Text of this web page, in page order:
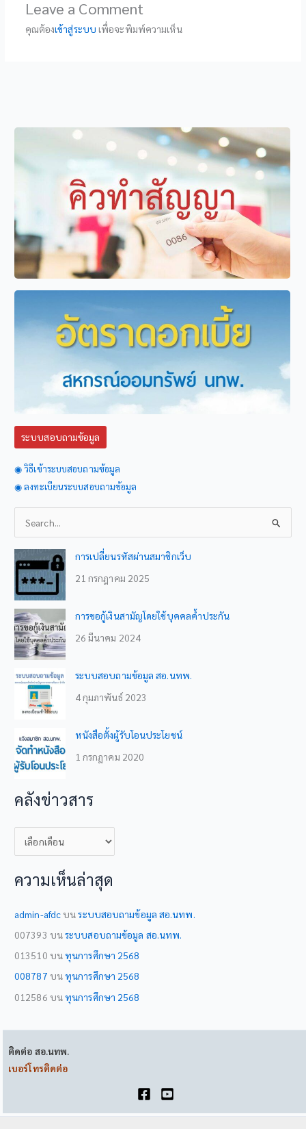
Leave a Comment
คุณต้องเข้าสู่ระบบ เพื่อจะพิมพ์ความเห็น
ระบบสอบถามข้อมูล
◉ วิธีเข้าระบบสอบถามข้อมูล
◉ ลงทะเบียนระบบสอบถามข้อมูล
e
a
c
h
f
o
r
:
การเปลี่ยนรหัสผ่านสมาชิกเว็บ
21 กรกฎาคม 2025
การขอกู้เงินสามัญโดยใช้บุคคลค้ำประกัน
26 มีนาคม 2024
ระบบสอบถามข้อมูล สอ.นทพ.
4 กุมภาพันธ์ 2023
หนังสือตั้งผู้รับโอนประโยชน์
1 กรกฎาคม 2020
คลังข่าวสาร
ลั
ร
ความเห็นล่าสุด
admin-afdc บนระบบสอบถามข้อมูล สอ.นทพ.
007393 บนระบบสอบถามข้อมูล สอ.นทพ.
013510 บนทุนการศึกษา 2568
008787 บนทุนการศึกษา 2568
012586 บนทุนการศึกษา 2568
ติดต่อ สอ.นทพ.
เบอร์โทรติดต่อ